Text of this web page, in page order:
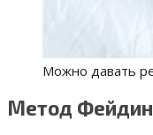
Можно давать
Метод